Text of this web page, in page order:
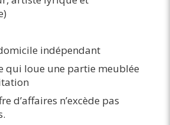
indépendant
qui loue une partie meublée
d’affaires n’excède pas